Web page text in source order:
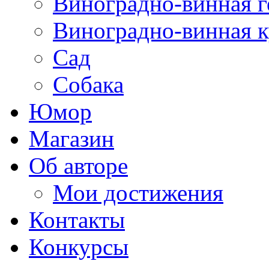
Виноградно-винная
Сад
Собака
Юмор
Магазин
Об авторе
Мои достижения
Контакты
Конкурсы